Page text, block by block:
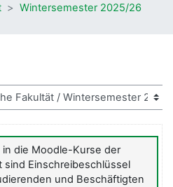
Wintersemester 2025/26
in die Moodle-Kurse der
sind Einschreibeschlüssel
und Beschäftigten